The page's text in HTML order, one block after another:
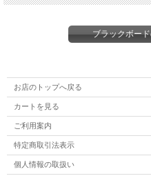
ブラックボー
お店のトップへ戻る
カートを見る
ご利用案内
特定商取引法表示
個人情報の取扱い